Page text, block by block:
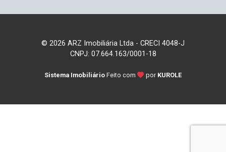
© 2026 ARZ Imobiliária Ltda - CRECI 4048-J
CNPJ: 07.664.163/0001-18
Sistema Imobiliário Feito com por KUROLE